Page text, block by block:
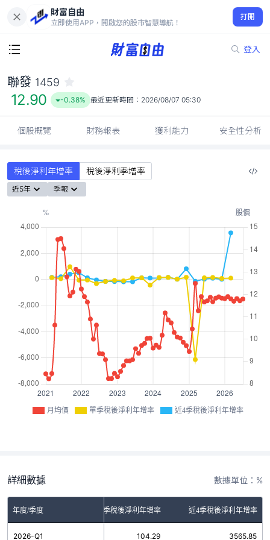
財富自由
立即使用APP，開啟您的股市智慧導航！
打開
登入
12.90
-0.38%
聯發 1459
12.90 -0.38% 最近更新時間： 2026/08/07 05:30
個股概覽 財務報表 獲利能力 安全性分析
稅後淨利年增率 稅後淨利季增率
近5年 季報
月均價 單季稅後淨利年增率 近4季稅後淨利年增率
詳細數據 數據單位：%
年度/季度 單季稅後淨利年增率 近4季稅後淨利年增率
2026-Q1 104.29 3565.85